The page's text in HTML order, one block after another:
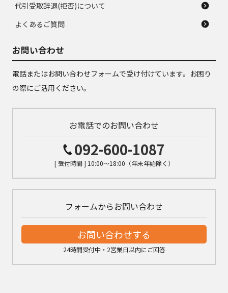
代引受取辞退(拒否)について
よくあるご質問
お問い合わせ
電話またはお問い合わせフォームで受け付けています。お困り
の際にご活用ください。
お電話でのお問い合わせ
092-600-1087
[ 受付時間 ] 10:00～18:00（年末年始除く）
フォームからお問い合わせ
お問い合わせする
24時間受付中・2営業日以内にご回答